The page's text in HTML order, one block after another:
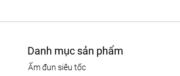
Danh mục sản phẩm
ấm đun siêu tốc